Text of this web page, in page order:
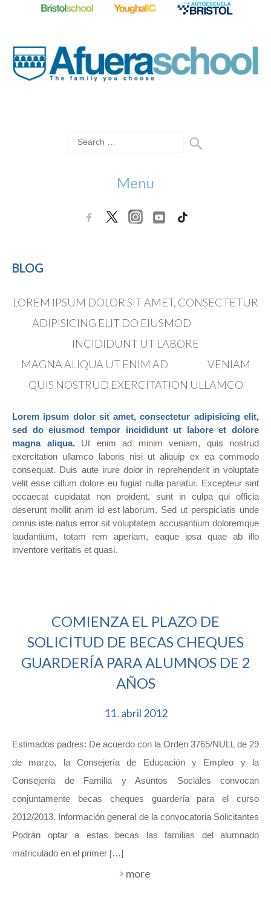
Menu
BLOG
LOREM IPSUM DOLOR SIT AMET, CONSECTETUR
ADIPISICING ELIT DO EIUSMOD
INCIDIDUNT UT LABORE
MAGNA ALIQUA UT ENIM AD
VENIAM
QUIS NOSTRUD EXERCITATION ULLAMCO
Lorem ipsum dolor sit amet, consectetur adipisicing elit,
sed do eiusmod tempor incididunt ut labore et dolore
magna aliqua.Ut enim ad minim veniam, quis nostrud
exercitation ullamco laboris nisi ut aliquip ex ea commodo
consequat. Duis aute irure dolor in reprehenderit in voluptate
velit esse cillum dolore eu fugiat nulla pariatur. Excepteur sint
occaecat cupidatat non proident, sunt in culpa qui officia
deserunt mollit anim id est laborum. Sed ut perspiciatis unde
omnis iste natus error sit voluptatem accusantium doloremque
laudantium, totam rem aperiam, eaque ipsa quae ab illo
inventore veritatis et quasi.
COMIENZA EL PLAZO DE
SOLICITUD DE BECAS CHEQUES
GUARDERÍA PARA ALUMNOS DE 2
AÑOS
11. abril 2012
Estimados padres: De acuerdo con la Orden 3765/NULL de 29
de marzo, la Consejería de Educación y Empleo y la
Consejería de Familia y Asuntos Sociales convocan
conjuntamente becas cheques guardería para el curso
2012/2013. Información general de la convocatoria Solicitantes
Podrán optar a estas becas las familias del alumnado
matriculado en el primer […]
more